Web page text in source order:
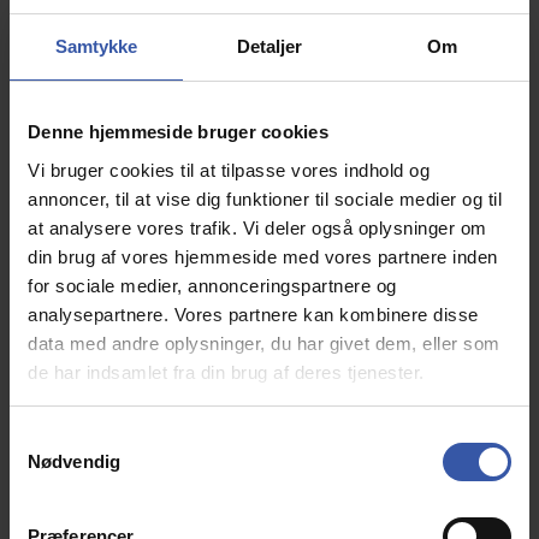
Samtykke Detaljer Om
Denne hjemmeside bruger cookies
Vi bruger cookies til at tilpasse vores indhold og
annoncer, til at vise dig funktioner til sociale medier og til
at analysere vores trafik. Vi deler også oplysninger om
din brug af vores hjemmeside med vores partnere inden
for sociale medier, annonceringspartnere og
analysepartnere. Vores partnere kan kombinere disse
data med andre oplysninger, du har givet dem, eller som
de har indsamlet fra din brug af deres tjenester.
Nødvendig
Dansk produceret.
15815
Dansk produceret håndværk, i tranditionelt tidsløst
Skadinavisk design. Bemærk leveres samlet.
Inkluderet i prisen er frit valg af understel, så du kan
få kommoden præcis som du gerne vil have den, hvad
enten du ønsker kommoden med metalben, træben,
hjul, sokkel eller som væg ophængt.
Findes i dybde på 37 cm og 47 cm. Vælges her under.